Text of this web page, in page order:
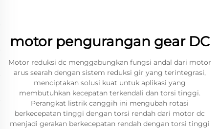
motor pengurangan gear DC
Motor reduksi dc menggabungkan fungsi andal dari motor
arus searah dengan sistem reduksi gir yang terintegrasi,
menciptakan solusi kuat untuk aplikasi yang
membutuhkan kecepatan terkendali dan torsi tinggi.
Perangkat listrik canggih ini mengubah rotasi
berkecepatan tinggi dengan torsi rendah dari motor dc
menjadi gerakan berkecepatan rendah dengan torsi tinggi